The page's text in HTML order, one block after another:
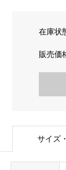
在庫状
販売価
サイズ